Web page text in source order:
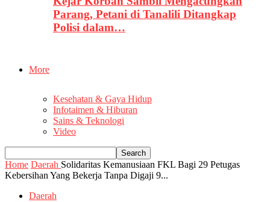
Parang, Petani di Tanalili Ditangkap
Polisi dalam…
More
Kesehatan & Gaya Hidup
Infotaimen & Hiburan
Sains & Teknologi
Video
Home Daerah Solidaritas Kemanusiaan FKL Bagi 29 Petugas
Kebersihan Yang Bekerja Tanpa Digaji 9...
Daerah